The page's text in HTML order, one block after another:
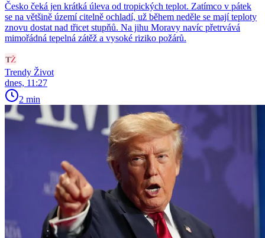
Česko čeká jen krátká úleva od tropických teplot. Zatímco v pátek
se na většině území citelně ochladí, už během neděle se mají teploty
znovu dostat nad třicet stupňů. Na jihu Moravy navíc přetrvává
mimořádná tepelná zátěž a vysoké riziko požárů.
Trendy Život
dnes, 11:27
2 min